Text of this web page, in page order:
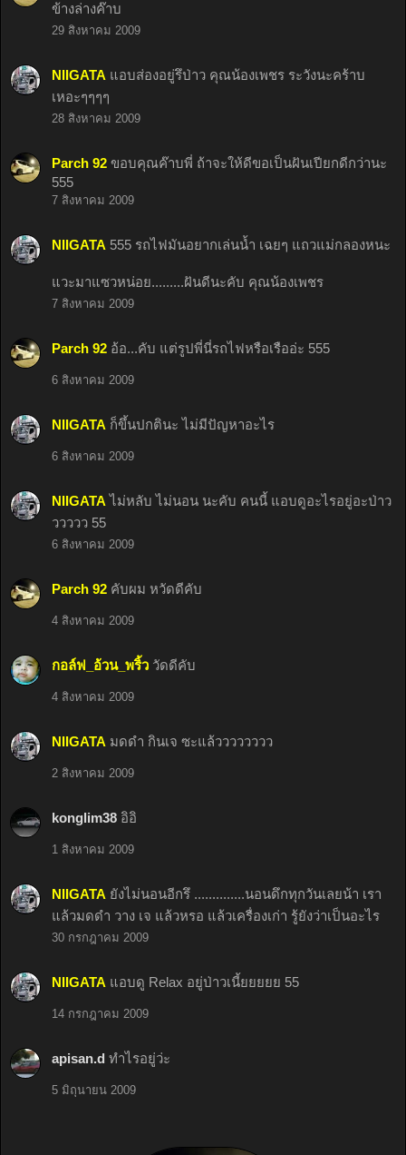
ข้างล่างค๊าบ
29 สิงหาคม 2009
NIIGATA แอบส่องอยู่รึป่าว คุณน้องเพชร ระวังนะคร้าบ
เหอะๆๆๆๆ
28 สิงหาคม 2009
Parch 92 ขอบคุณค๊าบพี่ ถ้าจะให้ดีขอเป็นฝันเปียกดีกว่านะ
555
7 สิงหาคม 2009
NIIGATA 555 รถไฟมันอยากเล่นน้ำ เฉยๆ แถวแม่กลองหนะ
แวะมาแซวหน่อย.........ฝันดีนะคับ คุณน้องเพชร
7 สิงหาคม 2009
Parch 92 อ้อ...คับ แต่รูปพี่นี่รถไฟหรือเรืออ่ะ 555
6 สิงหาคม 2009
NIIGATA ก็ขึ้นปกตินะ ไม่มีปัญหาอะไร
6 สิงหาคม 2009
NIIGATA ไม่หลับ ไม่นอน นะคับ คนนี้ แอบดูอะไรอยู่อะป่าว
ววววว 55
6 สิงหาคม 2009
Parch 92 คับผม หวัดดีคับ
4 สิงหาคม 2009
กอล์ฟ_อ้วน_พริ้ว วัดดีคับ
4 สิงหาคม 2009
NIIGATA มดดำ กินเจ ซะแล้วววววววว
2 สิงหาคม 2009
konglim38 อิอิ
1 สิงหาคม 2009
NIIGATA ยังไม่นอนอีกรึ ..............นอนดึกทุกวันเลยน้า เรา
แล้วมดดำ วาง เจ แล้วหรอ แล้วเครื่องเก่า รู้ยังว่าเป็นอะไร
30 กรกฎาคม 2009
NIIGATA แอบดู Relax อยู่ป่าวเนี้ยยยยย 55
14 กรกฎาคม 2009
apisan.d ทำไรอยู่ว่ะ
5 มิถุนายน 2009